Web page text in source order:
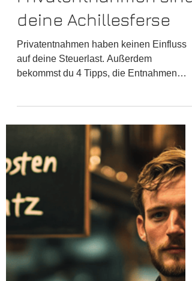
Patric Stöbe
28. Aug. 2024
3 Min. Lesezeit
Privatentnahmen sind
deine Achillesferse
Privatentnahmen haben keinen Einfluss
auf deine Steuerlast. Außerdem
bekommst du 4 Tipps, die Entnahmen
künftig in den Griff zu bekommen.